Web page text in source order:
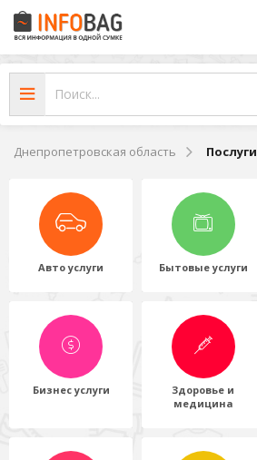
Днепропетровская область Послуги
Авто услуги Бытовые услуги
Бизнес услуги
Здоровье и
медицина